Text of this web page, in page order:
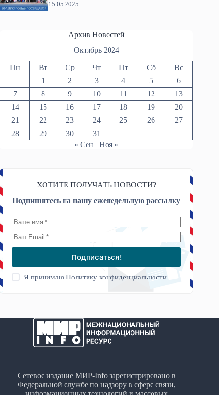
15.05.2025
Архив Новостей
Октябрь 2024
Пн Вт Ср Чт Пт Сб
Вс
1
2 3 4 5
6
7
8 9 10 11 12
13
14
15 16 17 18 19
20
21
22 23 24 25 26
27
28
29 30
31
« Сен
Ноя »
ХОТИТЕ ПОЛУЧАТЬ НОВОСТИ?
Подпишитесь на нашу еженедельную рассылку
Подписаться!
Я принимаюПолитику конфиденциальности
Сетевое издание МИР-Info зарегистрировано в
Федеральной службе по надзору в сфере связи,